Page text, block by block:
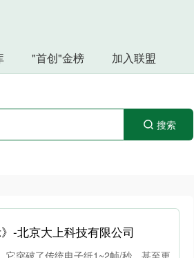
"首创"金榜 加入联盟
搜索
-北京大上科技有限公司
它突破了传统电子纸1~2帧/秒，甚至更